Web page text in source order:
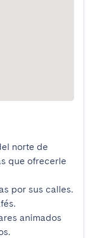
norte de
que ofrecerle
por sus calles.
animados